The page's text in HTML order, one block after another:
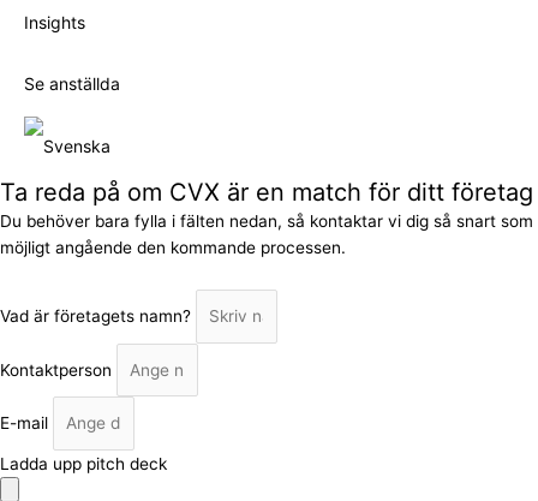
Insights
Se anställda
Ta reda på om CVX är en match för ditt företag
Du behöver bara fylla i fälten nedan, så kontaktar vi dig så snart som
möjligt angående den kommande processen.
Vad är företagets namn?
Kontaktperson
E-mail
Ladda upp pitch deck